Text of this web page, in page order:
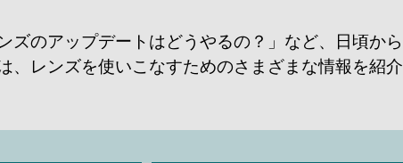
ズのアップデートはどうやるの？」など、日頃から
、レンズを使いこなすためのさまざまな情報を紹介